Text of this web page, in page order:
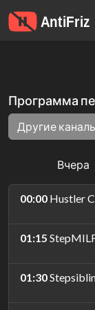
Программа
Другие
Вчера
00:00 Hustler
01:15
01:30